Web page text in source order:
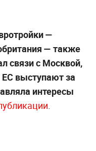
—
— также
связи с Москвой,
выступают за
интересы
.